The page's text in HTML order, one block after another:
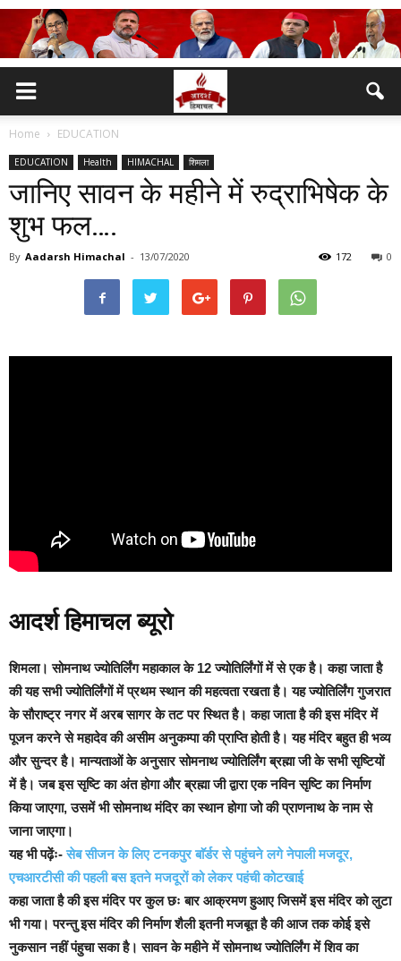
Home EDUCATION
EDUCATION Health HIMACHAL शिमला
जानिए सावन के महीने में रुद्राभिषेक के
शुभ फल….
By Aadarsh Himachal - 13/07/2020 0
172
आदर्श हिमाचल ब्यूरो
शिमला। सोमनाथ ज्योतिर्लिंग महाकाल के 12 ज्योतिर्लिंगों में से एक है। कहा जाता है
की यह सभी ज्योतिर्लिंगों में प्रथम स्थान की महत्वता रखता है। यह ज्योतिर्लिंग गुजरात
के सौराष्ट्र नगर में अरब सागर के तट पर स्थित है।कहा जाता है की इस मंदिर में
पूजन करने से महादेव की असीम अनुकम्पा की प्राप्ति होती है। यह मंदिर बहुत ही भव्य
और सुन्दर है। मान्यताओं के अनुसार सोमनाथ ज्योतिर्लिंग ब्रह्मा जी के सभी सृष्टियों
में है। जब इस सृष्टि का अंत होगा और ब्रह्मा जी द्वारा एक नविन सृष्टि का निर्माण
किया जाएगा, उसमें भी सोमनाथ मंदिर का स्थान होगा जो की प्राणनाथ के नाम से
जाना जाएगा।
यह भी पढ़ेंः-सेब सीजन के लिए टनकपुर बाॅर्डर से पहुंचने लगे नेपाली मजदूर,
एचआरटीसी की पहली बस इतने मजदूरों को लेकर पहंची कोटखाई
कहा जाता है की इस मंदिर पर कुल छः बार आक्रमण हुआए जिसमें इस मंदिर को लुटा
भी गया। परन्तु इस मंदिर की निर्माण शैली इतनी मजबूत है की आज तक कोई इसे
नुकसान नहीं पंहुचा सका है।सावन के महीने में सोमनाथ ज्योतिर्लिंग में शिव का